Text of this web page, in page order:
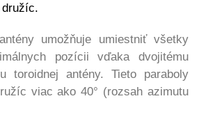
umožňuje umiestniť všetky
pozícii vďaka dvojitému
toroidnej antény. Tieto paraboly
viac ako 40° (rozsah azimutu